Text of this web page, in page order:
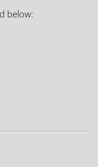
below: